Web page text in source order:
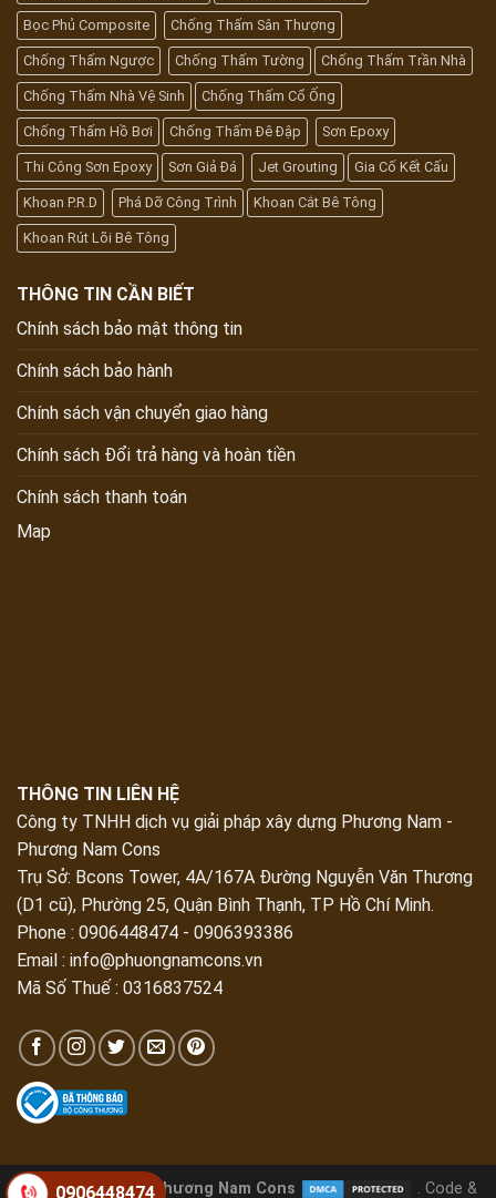
Bọc Phủ Composite Chống Thấm Sân Thượng
Chống Thấm Ngược Chống Thấm Tường Chống Thấm Trần Nhà
Chống Thấm Nhà Vệ Sinh Chống Thấm Cổ Ống
Chống Thấm Hồ Bơi Chống Thấm Đê Đập Sơn Epoxy
Thi Công Sơn Epoxy Sơn Giả Đá Jet Grouting Gia Cố Kết Cấu
Khoan P.R.D Phá Dỡ Công Trình Khoan Cắt Bê Tông
Khoan Rút Lõi Bê Tông
THÔNG TIN CẦN BIẾT
Chính sách bảo mật thông tin
Chính sách bảo hành
Chính sách vận chuyển giao hàng
Chính sách Đổi trả hàng và hoàn tiền
Chính sách thanh toán
Map
THÔNG TIN LIÊN HỆ
Công ty TNHH dịch vụ giải pháp xây dựng Phương Nam -
Phương Nam Cons
Trụ Sở: Bcons Tower, 4A/167A Đường Nguyễn Văn Thương
(D1 cũ), Phường 25, Quận Bình Thạnh, TP Hồ Chí Minh.
Phone : 0906448474 - 0906393386
Email : info@phuongnamcons.vn
Mã Số Thuế : 0316837524
Copyright 2026 ©Phương Nam Cons . Code &
0906448474